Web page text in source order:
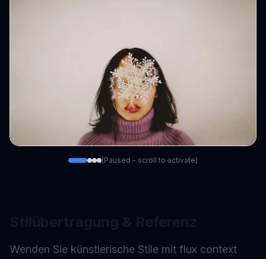
(Paused - scroll to activate)
Wenden Sie künstlerische Stile mit flux context